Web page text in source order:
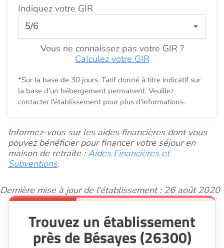
Indiquez votre GIR
Vous ne connaissez pas votre GIR ?
Calculez votre GIR
*Sur la base de 30 jours. Tarif donné à titre indicatif sur
la base d'un hébergement permanent. Veuillez
contacter l'établissement pour plus d'informations.
Informez-vous sur les aides financières dont vous
pouvez bénéficier pour financer votre séjour en
maison de retraite :Aides Financières et
Subventions.
Dernière mise à jour de l'établissement : 26 août 2020
Trouvez un établissement
près de Bésayes (26300)